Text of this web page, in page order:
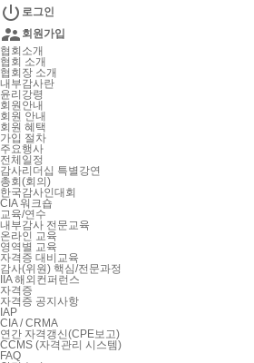
 로그인
 회원가입
협회소개
협회 소개
협회장 소개
내부감사란
윤리강령
회원안내
회원 안내
회원 혜택
가입 절차
주요행사
전체일정
감사리더십 특별강연
총회(회의)
한국감사인대회
CIA 워크숍
교육/연수
내부감사 전문교육
온라인 교육
영역별 교육
자격증 대비교육
감사(위원) 핵심/전문과정
IIA 해외컨퍼런스
자격증
자격증 공지사항
IAP
CIA / CRMA
연간 자격갱신(CPE보고)
CCMS (자격관리 시스템)
FAQ